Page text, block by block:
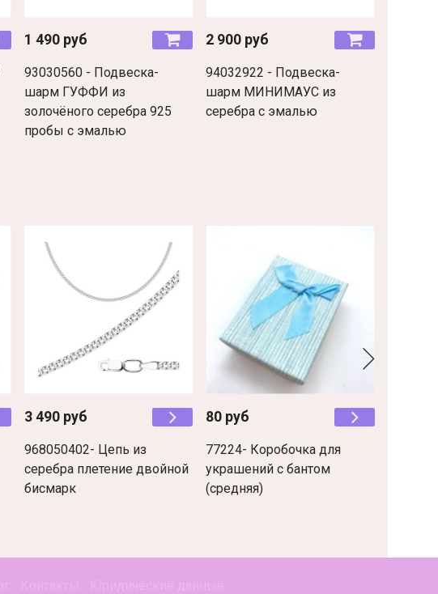
1 490 руб
93030560 - Подвеска-
шарм ГУФФИ из
золочёного серебра 925
пробы с эмалью
2 900 руб
94032922 - Подвеска-
шарм МИНИМАУС из
серебра с эмалью
3 490 руб
968050402- Цепь из
серебра плетение двойной
бисмарк
80 руб
77224- Коробочка для
украшений с бантом
(средняя)